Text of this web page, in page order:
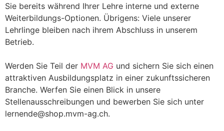
Sie bereits während Ihrer Lehre interne und externe
Weiterbildungs-Optionen. Übrigens: Viele unserer
Lehrlinge bleiben nach ihrem Abschluss in unserem
Betrieb.
Werden Sie Teil der MVM AG und sichern Sie sich einen
attraktiven Ausbildungsplatz in einer zukunftssicheren
Branche. Werfen Sie einen Blick in unsere
Stellenausschreibungen und bewerben Sie sich unter
lernende@shop.mvm-ag.ch.